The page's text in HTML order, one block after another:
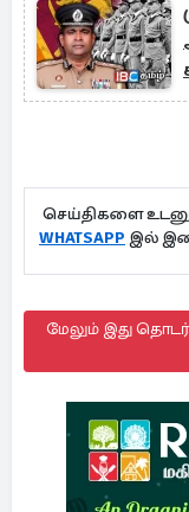
செய்திகளை
WHATSAPP இல்
மேலும் இது